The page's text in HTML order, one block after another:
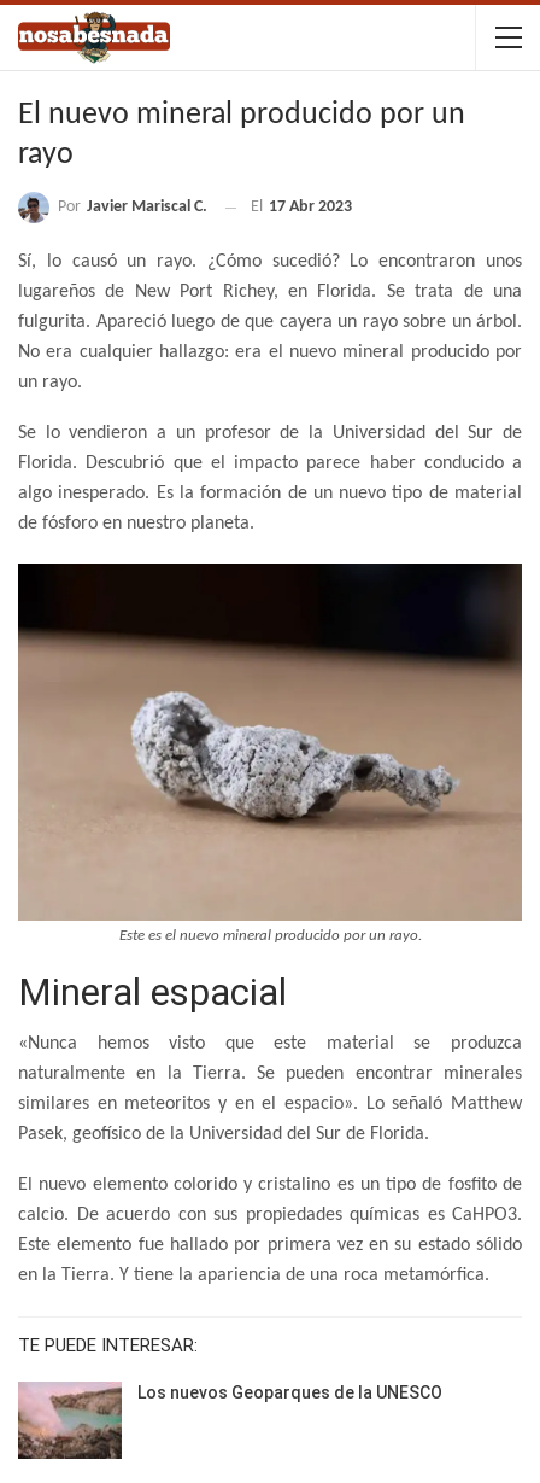
El nuevo mineral producido por un
rayo
Por Javier Mariscal C. El 17 Abr 2023
Sí, lo causó un rayo. ¿Cómo sucedió? Lo encontraron unos
lugareños de New Port Richey, en Florida. Se trata de una
fulgurita. Apareció luego de que cayera un rayo sobre un árbol.
No era cualquier hallazgo: era el nuevo mineral producido por
un rayo.
Se lo vendieron a un profesor de la Universidad del Sur de
Florida. Descubrió que el impacto parece haber conducido a
algo inesperado. Es la formación de un nuevo tipo de material
de fósforo en nuestro planeta.
Este es el nuevo mineral producido por un rayo.
Mineral espacial
«Nunca hemos visto que este material se produzca
naturalmente en la Tierra. Se pueden encontrar minerales
similares en meteoritos y en el espacio». Lo señaló Matthew
Pasek, geofísico de la Universidad del Sur de Florida.
El nuevo elemento colorido y cristalino es un tipo de fosfito de
calcio. De acuerdo con sus propiedades químicas es CaHPO3.
Este elemento fue hallado por primera vez en su estado sólido
en la Tierra. Y tiene la apariencia de una roca metamórfica.
TE PUEDE INTERESAR:
Los nuevos Geoparques de la UNESCO